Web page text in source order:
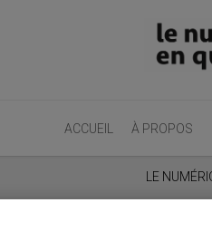
ACCUEIL À PROPOS
LE